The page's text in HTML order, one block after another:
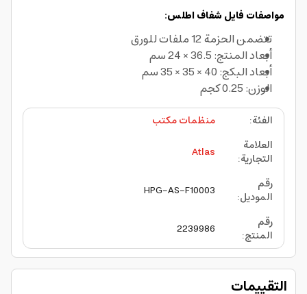
مواصفات فايل شفاف اطلس:
تتضمن الحزمة 12 ملفات للورق
أبعاد المنتج: 36.5 × 24 سم
أبعاد البكج: 40 × 35 × 35 سم
الوزن: 0.25 كجم
الفئة:
منظمات مكتب
العلامة
التجارية:
Atlas
رقم
الموديل:
HPG-AS-F10003
رقم
المنتج:
2239986
التقييمات